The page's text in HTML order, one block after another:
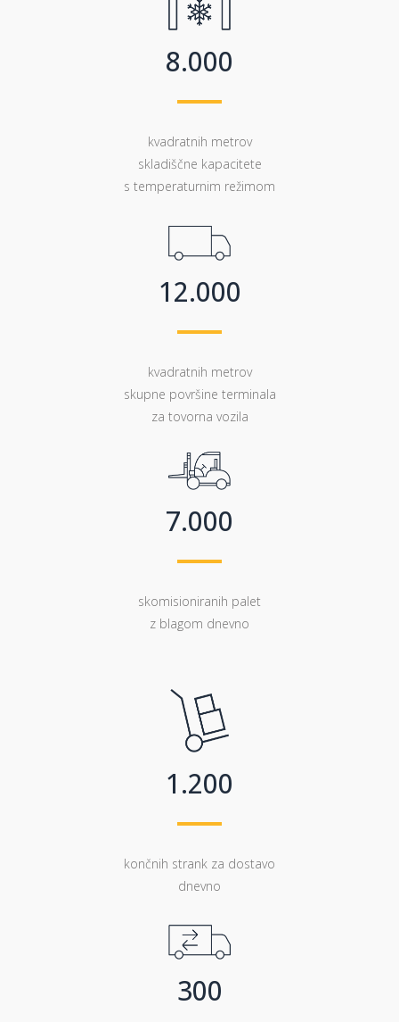
7
8.000
kvadratnih metrov
skladiščne kapacitete
s temperaturnim režimom
0
1
0
1
2.000
kvadratnih metrov
skupne površine terminala
za tovorna vozila
0
1
2
3
5
7.000
skomisioniranih palet
z blagom dnevno
1.
0
1
200
končnih strank za dostavo
dnevno
1
2
300